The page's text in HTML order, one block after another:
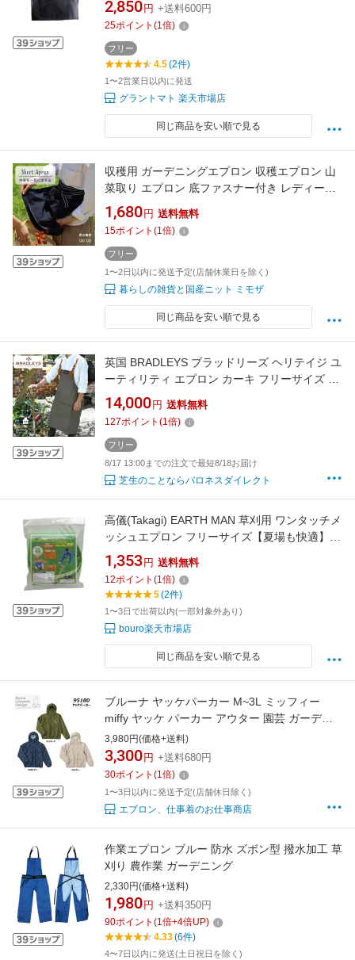
2,850 円 +送料600円
25ポイント (1倍)
フリー
4.5(2件)
1〜2営業日以内に発送
グラントマト 楽天市場店
同じ商品を安い順で見る
収穫用 ガーデニングエプロン 収穫エプロン 山
菜取り エプロン 底ファスナー付き レディース
メンズ 男女兼用 フリーサイズ 収納便利前掛け
大きなポケット カフェエプロン
1,680 円 送料無料
15ポイント (1倍)
フリー
1〜2日以内に発送予定(店舗休業日を除く)
暮らしの雑貨と国産ニット ミモザ
同じ商品を安い順で見る
英国 BRADLEYS ブラッドリーズ ヘリテイジ ユ
ーティリティ エプロン カーキ フリーサイズ ギ
フト ガーデンエプロン ワークエプロン 畑仕事
おしゃれ
14,000 円 送料無料
127ポイント (1倍)
フリー
8/17 13:00までの注文で最短8/18お届け
芝生のことならバロネスダイレクト
高儀(Takagi) EARTH MAN 草刈用 ワンタッチメ
ッシュエプロン フリーサイズ【夏場も快適】
【ワンタッチ脱着】 草刈りエプロン 草刈り道
具 前掛け 作業用 園芸用 ガーデニング 庭作業
農作業
1,353 円 送料無料
12ポイント (1倍)
5(2件)
1〜3日で出荷以内(一部対象外あり)
bouro楽天市場店
同じ商品を安い順で見る
ブルーナ ヤッケパーカー M~3L ミッフィー
miffy ヤッケ パーカー アウター 園芸 ガーデニ
ング 農作業 掃除 DIY 仕事 レディース AITOZ
3,980円(価格+送料)
3,300 円 +送料680円
30ポイント (1倍)
1〜3日以内に発送予定(店舗休日除く)
エプロン、仕事着のお仕事商店
作業エプロン ブルー 防水 ズボン型 撥水加工 草
刈り 農作業 ガーデニング
2,330円(価格+送料)
1,980 円 +送料350円
90ポイント (1倍+4倍UP)
4.33(6件)
4〜7日以内に発送(土日祝日を除く)